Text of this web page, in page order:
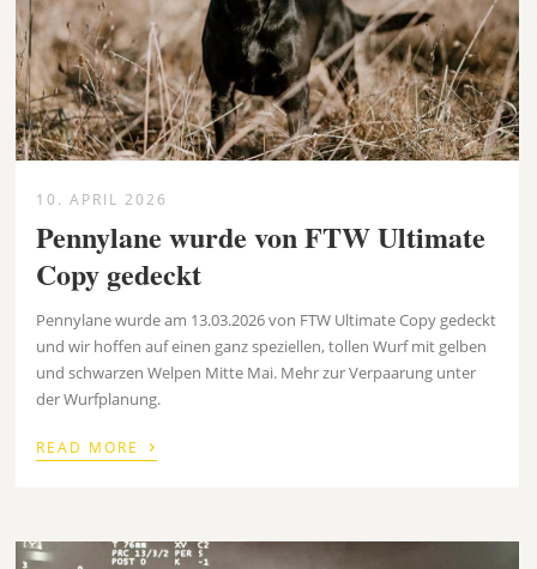
10. APRIL 2026
Pennylane wurde von FTW Ultimate
Copy gedeckt
Pennylane wurde am 13.03.2026 von FTW Ultimate Copy gedeckt
und wir hoffen auf einen ganz speziellen, tollen Wurf mit gelben
und schwarzen Welpen Mitte Mai. Mehr zur Verpaarung unter
der Wurfplanung.
READ MORE ›